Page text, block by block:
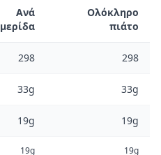
Ανά
μερίδα
Ολόκληρο
πιάτο
298 298
33g 33g
19g 19g
19g 19g